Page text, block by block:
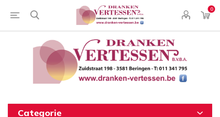
0
Categorie